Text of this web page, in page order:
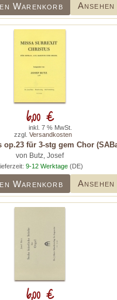
Warenkorb Ansehen
op.23 für 3-stg gem Chor
von Butz, Josef
9-12 Werktage (DE)
Warenkorb Ansehen
6,00 €
inkl. 7 % MwSt.
zzgl. Versandkosten
6,00 €